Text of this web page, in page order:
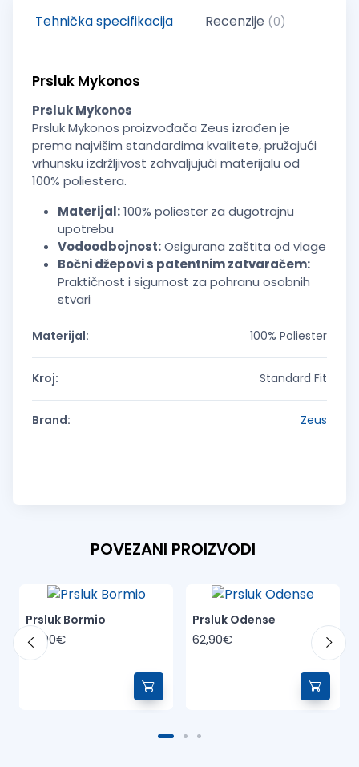
Tehnička specifikacija Recenzije (0)
Prsluk Mykonos
Prsluk Mykonos
Prsluk Mykonos proizvođača Zeus izrađen je
prema najvišim standardima kvalitete, pružajući
vrhunsku izdržljivost zahvaljujući materijalu od
100% poliestera.
Materijal:100% poliester za dugotrajnu
upotrebu
Vodoodbojnost:Osigurana zaštita od vlage
Bočni džepovi s patentnim zatvaračem:
Praktičnost i sigurnost za pohranu osobnih
stvari
Materijal: 100% Poliester
Kroj: Standard Fit
Brand: Zeus
POVEZANI PROIZVODI
Prsluk Bormio
62,90€
Prsluk Odense
62,90€